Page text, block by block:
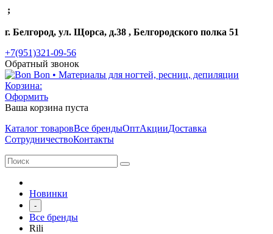
;
г. Белгород, ул. Щорса, д.38 , Белгородского полка 51
+7(951)321-09-56
Обратный звонок
Корзина:
Оформить
Ваша корзина пуста
Каталог товаровВсе брендыОптАкцииДоставка
СотрудничествоКонтакты
Новинки
-
Все бренды
Rili